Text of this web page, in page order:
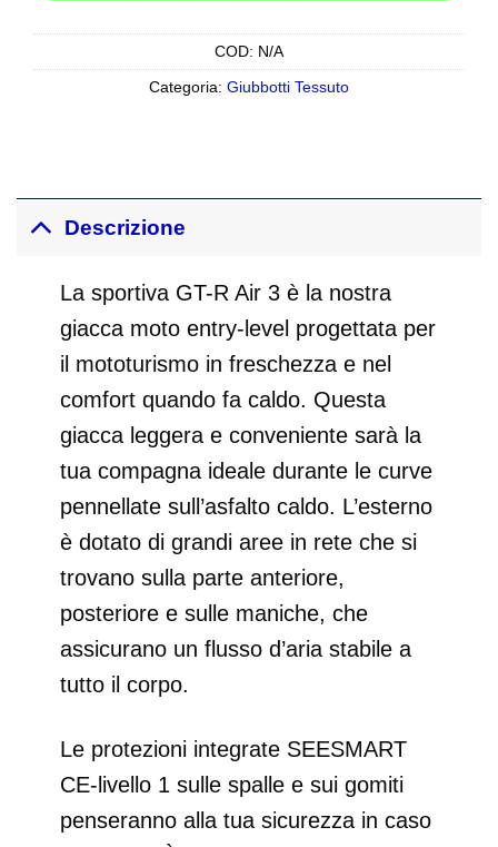
COD: N/A
Categoria: Giubbotti Tessuto
Descrizione
La sportiva GT-R Air 3 è la nostra
giacca moto entry-level progettata per
il mototurismo in freschezza e nel
comfort quando fa caldo. Questa
giacca leggera e conveniente sarà la
tua compagna ideale durante le curve
pennellate sull’asfalto caldo. L’esterno
è dotato di grandi aree in rete che si
trovano sulla parte anteriore,
posteriore e sulle maniche, che
assicurano un flusso d’aria stabile a
tutto il corpo.
Le protezioni integrate SEESMART
CE‑livello 1 sulle spalle e sui gomiti
penseranno alla tua sicurezza in caso